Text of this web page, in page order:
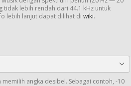
tidak lebih rendah dari 44.1 kHz untuk
lebih lanjut dapat dilihat di wiki.
angka desibel. Sebagai contoh, -10